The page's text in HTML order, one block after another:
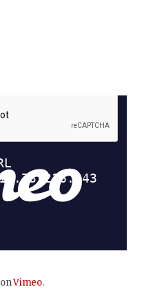
onVimeo.